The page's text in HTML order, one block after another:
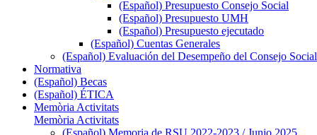
(Español) Presupuesto Consejo Social
(Español) Presupuesto UMH
(Español) Presupuesto ejecutado
(Español) Cuentas Generales
(Español) Evaluación del Desempeño del Consejo Social
Normativa
(Español) Becas
(Español) ÉTICA
Memòria Activitats
Memòria Activitats
(Español) Memoria de RSU 2022-2023 / Junio 2025